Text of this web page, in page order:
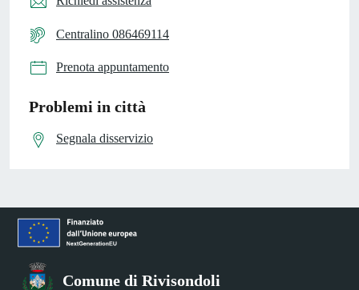
Centralino 086469114
Prenota appuntamento
Problemi in città
Segnala disservizio
Comune di Rivisondoli